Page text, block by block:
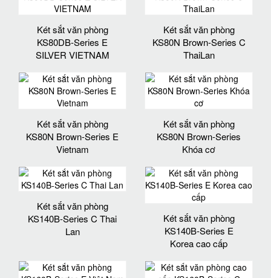
Két sắt văn phòng
KS80DB-Series E
SILVER VIETNAM
Két sắt văn phòng
KS80N Brown-Series C
ThaiLan
Két sắt văn phòng
KS80N Brown-Series E
Vietnam
Két sắt văn phòng
KS80N Brown-Series
Khóa cơ
Két sắt văn phòng
KS140B-Series C Thai
Lan
Két sắt văn phòng
KS140B-Series E
Korea cao cấp